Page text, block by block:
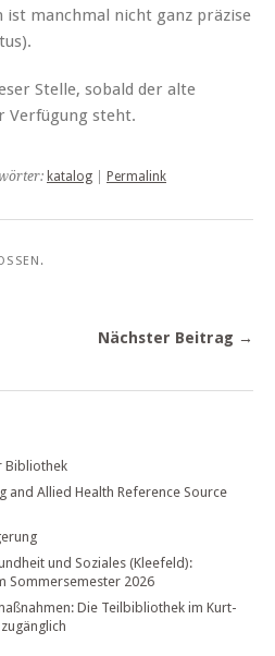
manchmal nicht ganz präzise
Stelle, sobald der alte
Verfügung steht.
katalog Permalink
Nächster Beitrag →
Bibliothek
and Allied Health Reference Source
und Soziales (Kleefeld):
Sommersemester 2026
Die Teilbibliothek im Kurt-